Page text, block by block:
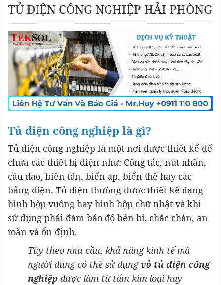
TỦ ĐIỆN CÔNG NGHIỆP HẢI PHÒNG
Tủ điện công nghiệp là gì?
Tủ điện công nghiệp là một nơi được thiết kế để
chứa các thiết bị điện như: Công tắc, nút nhấn,
cầu dao, biến tần, biến áp, biến thế hay các
bảng điện. Tủ điện thường được thiết kế dạng
hình hộp vuông hay hình hộp chữ nhật và khi
sử dụng phải đảm bảo độ bền bỉ, chắc chắn, an
toàn và ổn định.
Tùy theo nhu cầu, khả năng kinh tế mà
người dùng có thể sử dụngvỏ tủ điện công
nghiệp được làm từ tấm kim loại hay